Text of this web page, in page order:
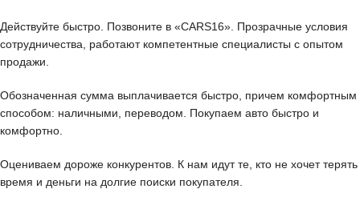
Действуйте быстро. Позвоните в «CARS16». Прозрачные условия
сотрудничества, работают компетентные специалисты с опытом
продажи.
Обозначенная сумма выплачивается быстро, причем комфортным
способом: наличными, переводом. Покупаем авто быстро и
комфортно.
Оцениваем дороже конкурентов. К нам идут те, кто не хочет терять
время и деньги на долгие поиски покупателя.